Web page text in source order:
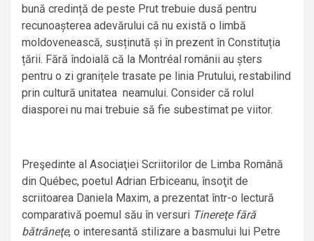
bună credință de peste Prut trebuie dusă pentru
recunoașterea adevărului că nu există o limbă
moldovenească, susținută și în prezent în Constituția
țării. Fără îndoială că la Montréal românii au șters
pentru o zi granițele trasate pe linia Prutului, restabilind
prin cultură unitatea neamului. Consider că rolul
diasporei nu mai trebuie să fie subestimat pe viitor.
Preşedinte al Asociaţiei Scriitorilor de Limba Română
din Québec, poetul Adrian Erbiceanu, însoţit de
scriitoarea Daniela Maxim, a prezentat într-o lectură
comparativă poemul său în versuri Tinereţe fără
bătrâneţe, o interesantă stilizare a basmului lui Petre